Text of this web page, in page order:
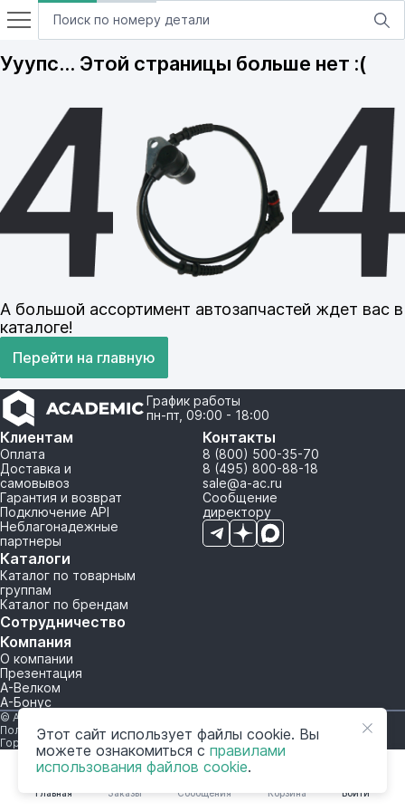
Главная Войти
Заказы Сообщения Корзина
Ууупс… Этой страницы больше нет :(
А большой ассортимент автозапчастей ждет вас в
каталоге!
Перейти на главную
График работы
пн-пт, 09:00 - 18:00
Клиентам
Оплата
Доставка и
самовывоз
Гарантия и возврат
Подключение API
Неблагонадежные
партнеры
Каталоги
Каталог по товарным
группам
Каталог по брендам
Сотрудничество
Компания
О компании
Презентация
А-Велком
А-Бонус
Контакты
8 (800) 500-35-70
8 (495) 800-88-18
sale@a-ac.ru
Сообщение
директору
© A-AC.RU 2015-2026. Все права защищены.
Политика обработки персональных данных
Горячая линия корпоративного регулирования и контроля
Этот сайт использует файлы cookie. Вы
можете ознакомиться с правилами
использования файлов cookie.